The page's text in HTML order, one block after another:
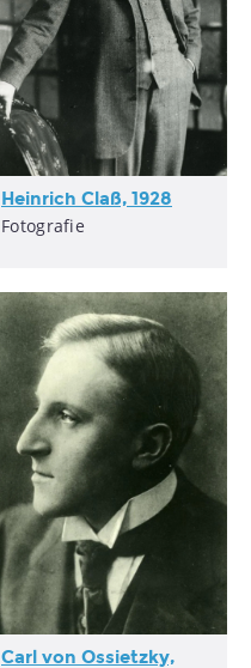
Heinrich Claß, 1928
Fotografie
Carl von Ossietzky,